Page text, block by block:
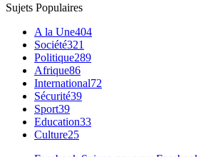
Sujets Populaires
A la Une404
Société321
Politique289
Afrique86
International72
Sécurité39
Sport39
Education33
Culture25